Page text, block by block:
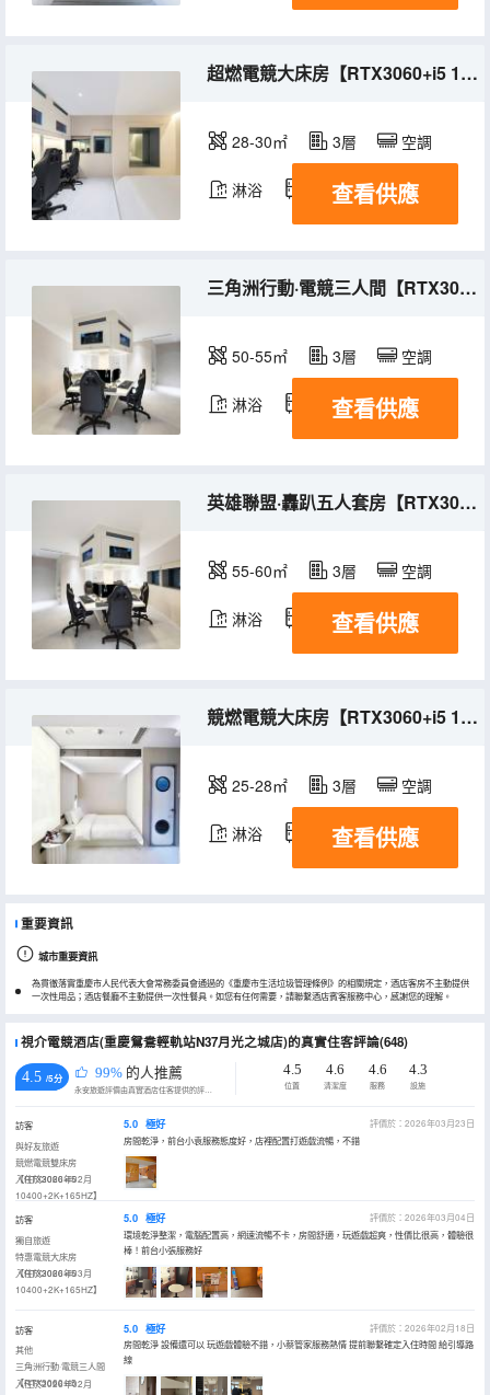
超燃電競大床房【RTX3060+i5 10400+2K+165HZ】
28-30㎡ 3層 空調
淋浴 冰箱查看供應
三角洲行動·電競三人間【RTX3060+i5 0400+2K+165HZ】
50-55㎡ 3層 空調
淋浴 冰箱查看供應
英雄聯盟·轟趴五人套房【RTX3060+i5 0400+2K+165HZ】
55-60㎡ 3層 空調
淋浴 冰箱查看供應
競燃電競大床房【RTX3060+i5 10400+2K+165HZ】
25-28㎡ 3層 空調
淋浴 冰箱查看供應
重要資訊
城市重要資訊
為貫徹落實重慶市人民代表大會常務委員會通過的《重慶市生活垃圾管理條例》的相關規定，酒店客房不主動提供
一次性用品；酒店餐廳不主動提供一次性餐具。如您有任何需要，請聯繫酒店賓客服務中心，感謝您的理解。
視介電競酒店(重慶鴛鴦輕軌站N37月光之城店)的真實住客評論(648)
4.5 /5分 99% 的人推薦
永安旅遊評價由真實酒店住客提供的評價。
4.5
位置
4.6
清潔度
4.6
服務
4.3
設施
訪客
與好友旅遊
競燃電競雙床房
【RTX3060+i5
10400+2K+165HZ】
入住於2026年02月
5.0 極好
評價於：2026年03月23日
房間乾淨，前台小袁服務態度好，店裡配置打遊戲流暢，不錯
訪客
獨自旅遊
特惠電競大床房
【RTX3060+i5
10400+2K+165HZ】
入住於2026年03月
5.0 極好
評價於：2026年03月04日
環境乾淨整潔，電腦配置高，網速流暢不卡，房間舒適，玩遊戲超爽，性價比很高，體驗很
棒！前台小張服務好
訪客
其他
三角洲行動·電競三人間
【RTX3060+i5
入住於2026年02月
5.0 極好
評價於：2026年02月18日
房間乾淨 設備還可以 玩遊戲體驗不錯，小蔡管家服務熱情 提前聯繫確定入住時間 給引導路
線